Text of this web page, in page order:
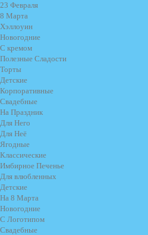
23 Февраля
8 Марта
Хэллоуин
Новогодние
С кремом
Полезные Сладости
Торты
Детские
Корпоративные
Свадебные
На Праздник
Для Него
Для Неё
Ягодные
Классические
Имбирное Печенье
Для влюбленных
Детские
На 8 Марта
Новогодние
С Логотипом
Свадебные